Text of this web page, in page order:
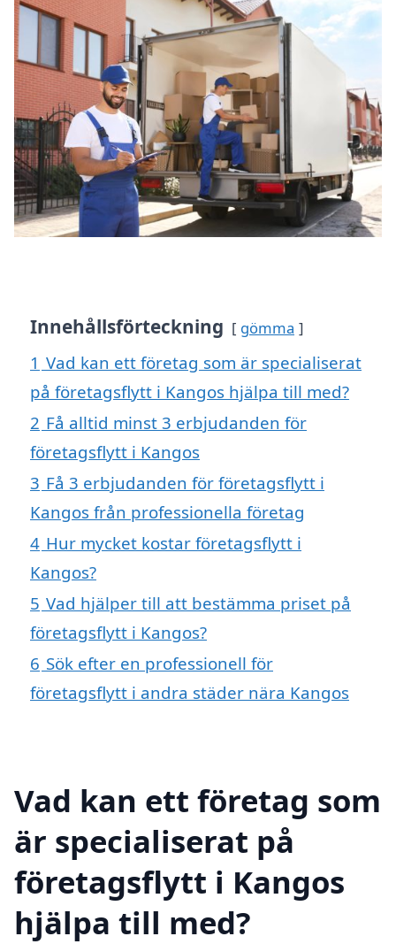
Innehållsförteckning gömma
1 Vad kan ett företag som är specialiserat
på företagsflytt i Kangos hjälpa till med?
2 Få alltid minst 3 erbjudanden för
företagsflytt i Kangos
3 Få 3 erbjudanden för företagsflytt i
Kangos från professionella företag
4 Hur mycket kostar företagsflytt i
Kangos?
5 Vad hjälper till att bestämma priset på
företagsflytt i Kangos?
6 Sök efter en professionell för
företagsflytt i andra städer nära Kangos
Vad kan ett företag som
är specialiserat på
företagsflytt i Kangos
hjälpa till med?